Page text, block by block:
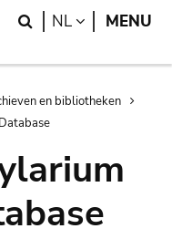
Search
NL LANGUAGE
MENU
en bibliotheken